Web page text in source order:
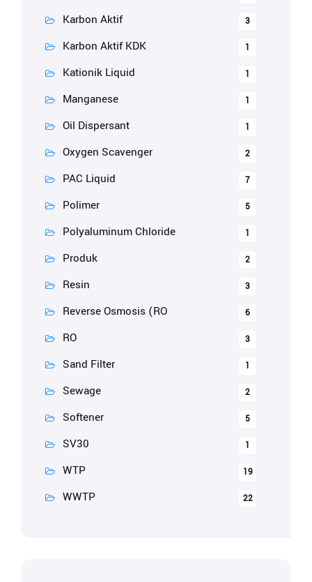
Karbon Aktif 3
Karbon Aktif KDK 1
Kationik Liquid 1
Manganese 1
Oil Dispersant 1
Oxygen Scavenger 2
PAC Liquid 7
Polimer 5
Polyaluminum Chloride 1
Produk 2
Resin 3
Reverse Osmosis (RO 6
RO 3
Sand Filter 1
Sewage 2
Softener 5
SV30 1
WTP 19
WWTP 22